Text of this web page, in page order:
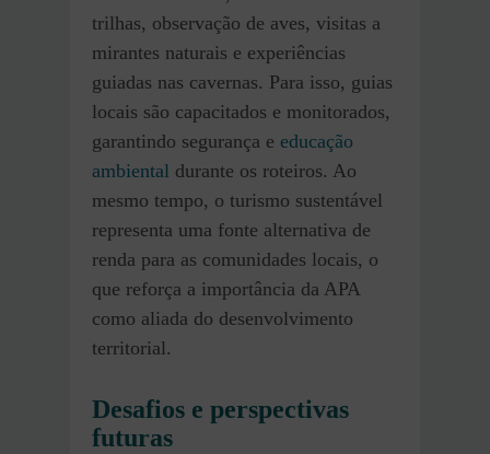
trilhas, observação de aves, visitas a
mirantes naturais e experiências
guiadas nas cavernas. Para isso, guias
locais são capacitados e monitorados,
garantindo segurança e educação
ambiental durante os roteiros. Ao
mesmo tempo, o turismo sustentável
representa uma fonte alternativa de
renda para as comunidades locais, o
que reforça a importância da APA
como aliada do desenvolvimento
territorial.
Desafios e perspectivas
futuras